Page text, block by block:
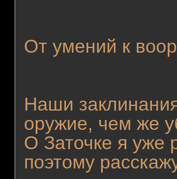
От умений к
Наши
оружие, чем же
О Заточке я уже
поэтому